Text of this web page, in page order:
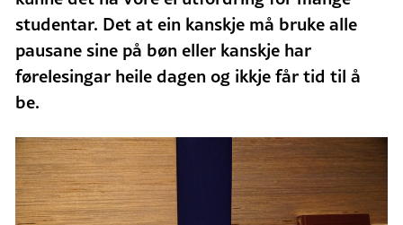
studentar. Det at ein kanskje må bruke alle
pausane sine på bøn eller kanskje har
førelesingar heile dagen og ikkje får tid til å
be.